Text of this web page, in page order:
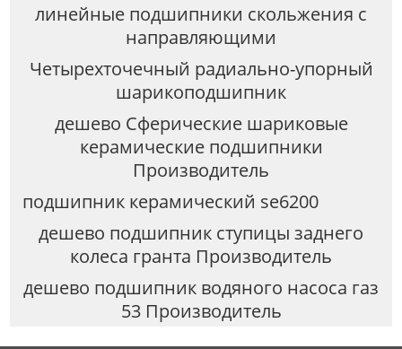
линейные подшипники скольжения с
направляющими
Четырехточечный радиально-упорный
шарикоподшипник
дешево Сферические шариковые
керамические подшипники
Производитель
подшипник керамический se6200
дешево подшипник ступицы заднего
колеса гранта Производитель
дешево подшипник водяного насоса газ
53 Производитель